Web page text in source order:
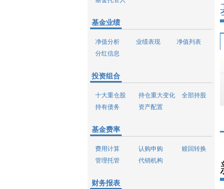
基金业绩
净值分析 业绩表现
净值列表
分红信息
投资组合
十大重仓股 持仓重大变化
全部持股
持有债务
资产配置
基金费率
费用计算 认购申购
赎回转换
管理托管
代销机构
财务报表